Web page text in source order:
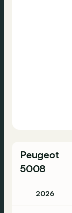
Peugeot
5008
2026